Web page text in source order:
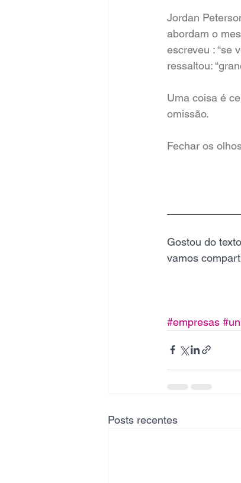
Jordan
abordam o
escreveu : “se
ressaltou:
Uma coisa é
omissão.
Fechar os
Gostou do
vamos
#empresas
Posts recentes